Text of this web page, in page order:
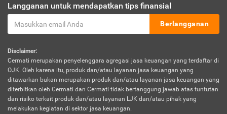
Langganan untuk mendapatkan tips finansial
Berlangganan
Disclaimer:
Cermati merupakan penyelenggara agregasi jasa keuangan yang terdaftar di
OJK. Oleh karena itu, produk dan/atau layanan jasa keuangan yang
ditawarkan bukan merupakan produk dan/atau layanan jasa keuangan yang
diterbitkan oleh Cermati dan Cermati tidak bertanggung jawab atas tuntutan
dan risiko terkait produk dan/atau layanan LJK dan/atau pihak yang
melakukan kegiatan di sektor jasa keuangan.